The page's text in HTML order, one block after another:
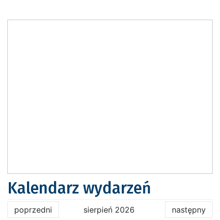
Kalendarz wydarzeń
poprzedni sierpień 2026 następny